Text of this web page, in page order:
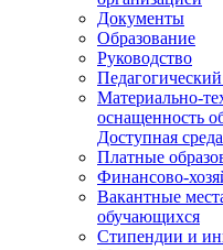
Документы
Образование
Руководство
Педагогический
Материально-
оснащенность
Доступная среда
Платные
Финансово-
Вакантные
обучающихся
Стипендии и